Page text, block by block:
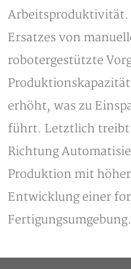
Arbeitsproduktivität.
Ersatzes von
robotergestützte
erhöht, was zu
führt. Letztlich treibt
Richtung
Produktion mit
Entwicklung einer
Fertigungsumgebung.